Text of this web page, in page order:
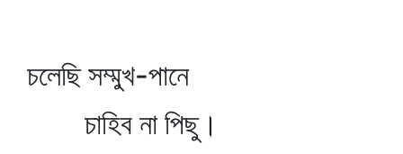
চলেছি সম্মুখ-পানে
চাহিব না পিছু।